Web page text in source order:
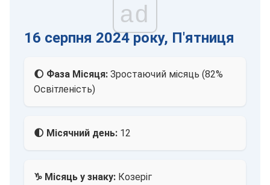
ad
16 серпня 2024 року, П'ятниця
🌔 Фаза Місяця: Зростаючий місяць (82%
Освітленість)
🌓 Місячний день: 12
♑ Місяць у знаку: Козеріг